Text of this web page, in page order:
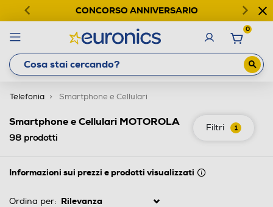
CONCORSO ANNIVERSARIO
0
Telefonia Smartphone e Cellulari
Filtri 1
Smartphone e Cellulari MOTOROLA
98 prodotti
Informazioni sui prezzi e prodotti visualizzati
Ordina per: